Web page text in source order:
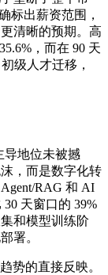
标出薪资范围，
清晰的预期。高
，而在 90 天
级人才迁移，
导地位未被撼
，而是数字化转
RAG 和 AI
天窗口的 39%
和模型训练阶
署。
势的直接反映。